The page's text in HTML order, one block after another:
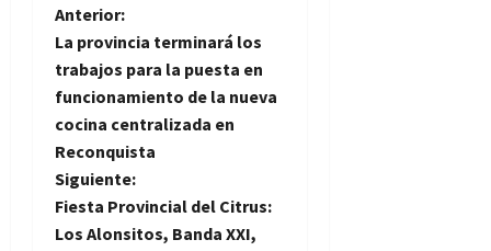
N
a
v
e
g
Anterior:
La provincia terminará los
trabajos para la puesta en
funcionamiento de la nueva
cocina centralizada en
Reconquista
Siguiente:
Fiesta Provincial del Citrus:
Los Alonsitos, Banda XXI,